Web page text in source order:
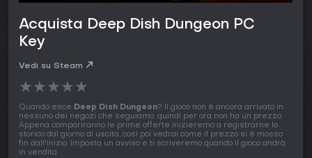
Acquista Deep Dish Dungeon PC
Key
Vedi su Steam
★★★★★
Quando esce Deep Dish Dungeon? Il gioco non è ancora arrivato in
nessuno dei negozi che seguiamo, quindi per ora non ha un prezzo.
Appena compariranno le prime offerte inizieremo a registrarne lo
storico dal giorno di uscita, così poi vedrai come il prezzo si è mosso
fin dall'inizio. Imposta un avviso e ti scriveremo quando il gioco andrà
in vendita.